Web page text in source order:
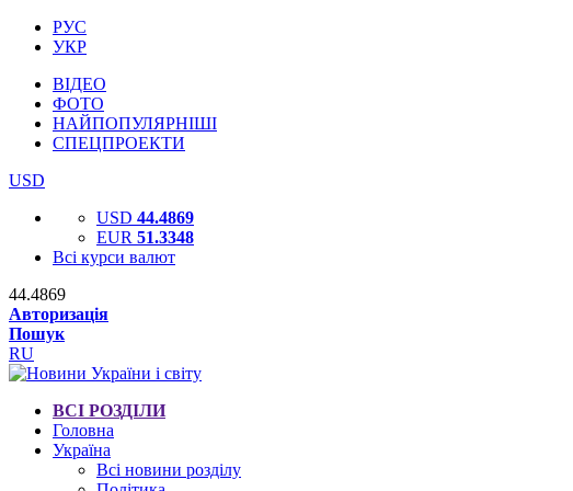
РУС
УКР
ВІДЕО
ФОТО
НАЙПОПУЛЯРНІШІ
СПЕЦПРОЕКТИ
USD
USD 44.4869
EUR 51.3348
Всі курси валют
44.4869
Авторизація
Пошук
RU
ВСІ РОЗДІЛИ
Головна
Україна
Всі новини розділу